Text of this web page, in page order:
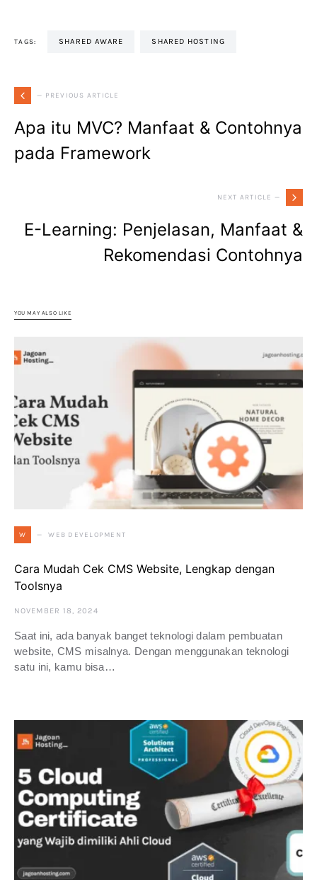
TAGS: SHARED AWARE SHARED HOSTING
— PREVIOUS ARTICLE
Apa itu MVC? Manfaat & Contohnya
pada Framework
NEXT ARTICLE —
E-Learning: Penjelasan, Manfaat &
Rekomendasi Contohnya
YOU MAY ALSO LIKE
W WEB DEVELOPMENT
Cara Mudah Cek CMS Website, Lengkap dengan
Toolsnya
NOVEMBER 18, 2024
Saat ini, ada banyak banget teknologi dalam pembuatan
website, CMS misalnya. Dengan menggunakan teknologi
satu ini, kamu bisa…